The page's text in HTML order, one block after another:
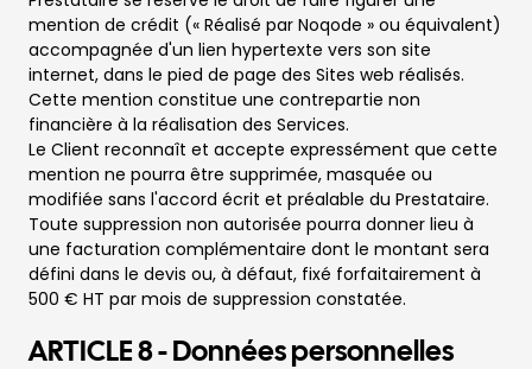
mention de crédit (« Réalisé par Noqode » ou équivalent)
accompagnée d'un lien hypertexte vers son site
internet, dans le pied de page des Sites web réalisés.
Cette mention constitue une contrepartie non
financière à la réalisation des Services.
Le Client reconnaît et accepte expressément que cette
mention ne pourra être supprimée, masquée ou
modifiée sans l'accord écrit et préalable du Prestataire.
Toute suppression non autorisée pourra donner lieu à
une facturation complémentaire dont le montant sera
défini dans le devis ou, à défaut, fixé forfaitairement à
500 € HT par mois de suppression constatée.
ARTICLE 8- Données personnelles